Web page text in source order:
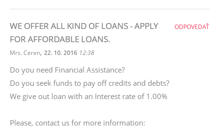
WE OFFER ALL KIND OF LOANS - APPLY
FOR AFFORDABLE LOANS.
Mrs. Ceren, 22. 10. 2016 12:38
Do you need Financial Assistance?
Do you seek funds to pay off credits and debts?
We give out loan with an Interest rate of 1.00%
Please, contact us for more information:
ODPOVEDAŤ